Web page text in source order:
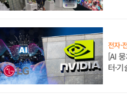
전자·
[AI
터·